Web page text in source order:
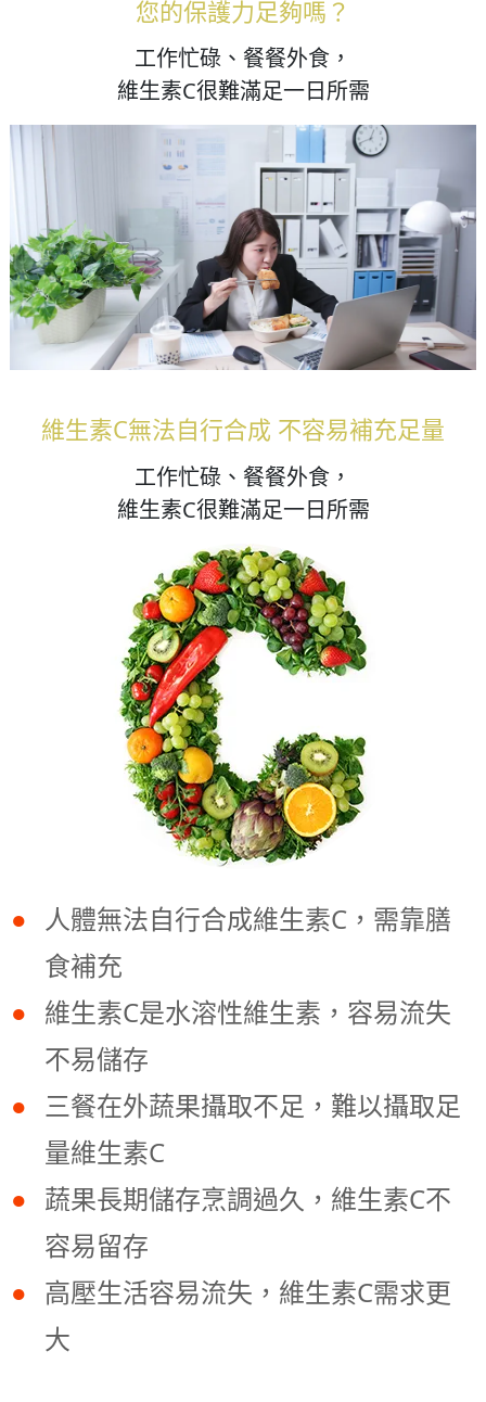
您的保護力足夠嗎？
工作忙碌、餐餐外食，
維生素C很難滿足一日所需
維生素C無法自行合成 不容易補充足量
工作忙碌、餐餐外食，
維生素C很難滿足一日所需
人體無法自行合成維生素C，需靠膳
食補充
維生素C是水溶性維生素，容易流失
不易儲存
三餐在外蔬果攝取不足，難以攝取足
量維生素C
蔬果長期儲存烹調過久，維生素C不
容易留存
高壓生活容易流失，維生素C需求更
大